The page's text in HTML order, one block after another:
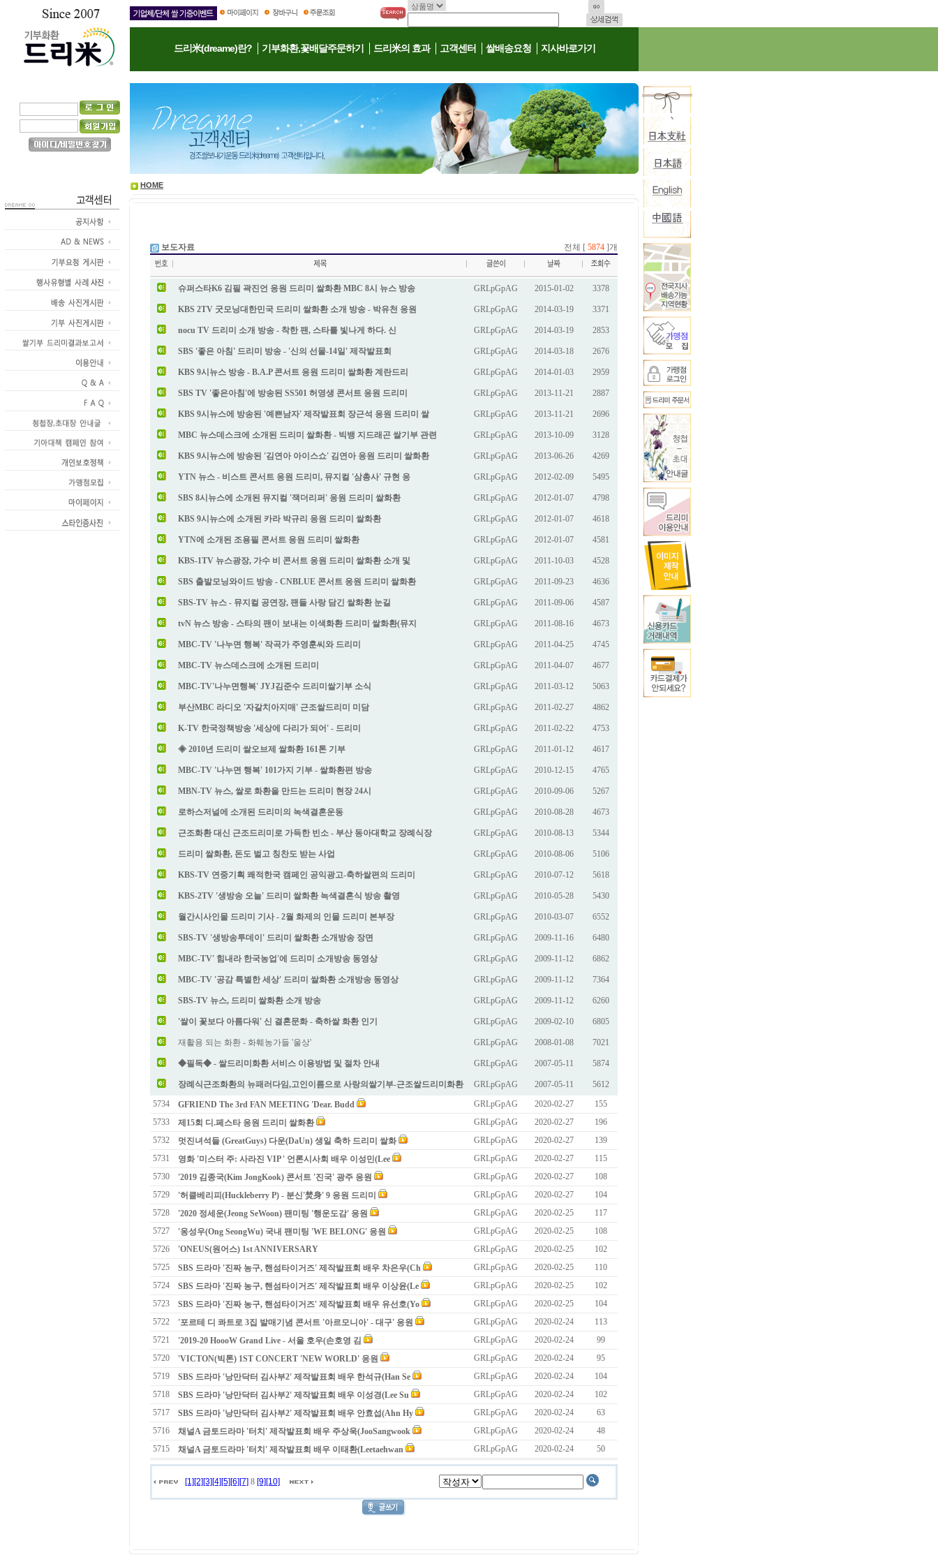
드리米(dreame)란? 기부화환,꽃배달주문하기 드리米의 효과 고객센터 쌀배송요청 지사바로가기
HOME
보도자료 전체 [ 5874 ]개
슈퍼스타K6 김필 곽진언 응원 드리미 쌀화환 MBC 8시 뉴스 방송 GRLpGpAG 2015-01-02 3378
KBS 2TV 굿모닝대한민국 드리미 쌀화환 소개 방송 - 박유천 응원 GRLpGpAG 2014-03-19 3371
nocu TV 드리미 소개 방송 - 착한 팬, 스타를 빛나게 하다. 신 GRLpGpAG 2014-03-19 2853
SBS '좋은 아침' 드리미 방송 - '신의 선물-14일' 제작발표회 GRLpGpAG 2014-03-18 2676
KBS 9시뉴스 방송 - B.A.P 콘서트 응원 드리미 쌀화환 계란드리 GRLpGpAG 2014-01-03 2959
SBS TV '좋은아침'에 방송된 SS501 허영생 콘서트 응원 드리미 GRLpGpAG 2013-11-21 2887
KBS 9시뉴스에 방송된 '예쁜남자' 제작발표회 장근석 응원 드리미 쌀 GRLpGpAG 2013-11-21 2696
MBC 뉴스데스크에 소개된 드리미 쌀화환 - 빅뱅 지드래곤 쌀기부 관련 GRLpGpAG 2013-10-09 3128
KBS 9시뉴스에 방송된 '김연아 아이스쇼' 김연아 응원 드리미 쌀화환 GRLpGpAG 2013-06-26 4269
YTN 뉴스 - 비스트 콘서트 응원 드리미, 뮤지컬 '삼총사' 규현 응 GRLpGpAG 2012-02-09 5495
SBS 8시뉴스에 소개된 뮤지컬 '잭더리퍼' 응원 드리미 쌀화환 GRLpGpAG 2012-01-07 4798
KBS 9시뉴스에 소개된 카라 박규리 응원 드리미 쌀화환 GRLpGpAG 2012-01-07 4618
YTN에 소개된 조용필 콘서트 응원 드리미 쌀화환 GRLpGpAG 2012-01-07 4581
KBS-1TV 뉴스광장, 가수 비 콘서트 응원 드리미 쌀화환 소개 및 GRLpGpAG 2011-10-03 4528
SBS 출발모닝와이드 방송 - CNBLUE 콘서트 응원 드리미 쌀화환 GRLpGpAG 2011-09-23 4636
SBS-TV 뉴스 - 뮤지컬 공연장, 팬들 사랑 담긴 쌀화환 눈길 GRLpGpAG 2011-09-06 4587
tvN 뉴스 방송 - 스타의 팬이 보내는 이색화환 드리미 쌀화환(뮤지 GRLpGpAG 2011-08-16 4673
MBC-TV '나누면 행복' 작곡가 주영훈씨와 드리미 GRLpGpAG 2011-04-25 4745
MBC-TV 뉴스데스크에 소개된 드리미 GRLpGpAG 2011-04-07 4677
MBC-TV'나누면행복' JYJ김준수 드리미쌀기부 소식 GRLpGpAG 2011-03-12 5063
부산MBC 라디오 '자갈치아지매' 근조쌀드리미 미담 GRLpGpAG 2011-02-27 4862
K-TV 한국정책방송 '세상에 다리가 되어' - 드리미 GRLpGpAG 2011-02-22 4753
◈ 2010년 드리미 쌀오브제 쌀화환 161톤 기부 GRLpGpAG 2011-01-12 4617
MBC-TV '나누면 행복' 101가지 기부 - 쌀화환편 방송 GRLpGpAG 2010-12-15 4765
MBN-TV 뉴스, 쌀로 화환을 만드는 드리미 현장 24시 GRLpGpAG 2010-09-06 5267
로하스저널에 소개된 드리미의 녹색결혼운동 GRLpGpAG 2010-08-28 4673
근조화환 대신 근조드리미로 가득한 빈소 - 부산 동아대학교 장례식장 GRLpGpAG 2010-08-13 5344
드리미 쌀화환, 돈도 벌고 칭찬도 받는 사업 GRLpGpAG 2010-08-06 5106
KBS-TV 연중기획 쾌적한국 캠페인 공익광고-축하쌀편의 드리미 GRLpGpAG 2010-07-12 5618
KBS-2TV '생방송 오늘' 드리미 쌀화환 녹색결혼식 방송 촬영 GRLpGpAG 2010-05-28 5430
월간시사인물 드리미 기사 - 2월 화제의 인물 드리미 본부장 GRLpGpAG 2010-03-07 6552
SBS-TV '생방송투데이' 드리미 쌀화환 소개방송 장면 GRLpGpAG 2009-11-16 6480
MBC-TV' 힘내라 한국농업'에 드리미 소개방송 동영상 GRLpGpAG 2009-11-12 6862
MBC-TV '공감 특별한 세상' 드리미 쌀화환 소개방송 동영상 GRLpGpAG 2009-11-12 7364
SBS-TV 뉴스, 드리미 쌀화환 소개 방송 GRLpGpAG 2009-11-12 6260
'쌀이 꽃보다 아름다워' 신 결혼문화 - 축하쌀 화환 인기 GRLpGpAG 2009-02-10 6805
재활용 되는 화환 - 화훼농가들 '울상' GRLpGpAG 2008-01-08 7021
◆필독◆ - 쌀드리미화환 서비스 이용방법 및 절차 안내 GRLpGpAG 2007-05-11 5874
장례식근조화환의 뉴패러다임,고인이름으로 사랑의쌀기부-근조쌀드리미화환 GRLpGpAG 2007-05-11
5612
5734
GFRIEND The 3rd FAN MEETING 'Dear. Budd GRLpGpAG 2020-02-27
155
5733
제15회 디.페스타 응원 드리미 쌀화환 GRLpGpAG 2020-02-27
196
5732
멋진녀석들 (GreatGuys) 다운(DaUn) 생일 축하 드리미 쌀화 GRLpGpAG 2020-02-27
139
5731
영화 '미스터 주: 사라진 VIP ' 언론시사회 배우 이성민(Lee GRLpGpAG 2020-02-27
115
5730
'2019 김종국(Kim JongKook) 콘서트 '진국' 광주 응원 GRLpGpAG 2020-02-27
108
5729
'허클베리피(Huckleberry P) - 분신'焚身' 9 응원 드리미 GRLpGpAG 2020-02-27
104
5728
'2020 정세운(Jeong SeWoon) 팬미팅 '행운도감' 응원 GRLpGpAG 2020-02-25
117
5727
'옹성우(Ong SeongWu) 국내 팬미팅 'WE BELONG' 응원 GRLpGpAG 2020-02-25
108
5726
'ONEUS(원어스) 1st ANNIVERSARY GRLpGpAG 2020-02-25
102
5725
SBS 드라마 '진짜 농구, 핸섬타이거즈' 제작발표회 배우 차은우(Ch GRLpGpAG 2020-02-25
110
5724
SBS 드라마 '진짜 농구, 핸섬타이거즈' 제작발표회 배우 이상윤(Le GRLpGpAG 2020-02-25
102
5723
SBS 드라마 '진짜 농구, 핸섬타이거즈' 제작발표회 배우 유선호(Yo GRLpGpAG 2020-02-25
104
5722
'포르테 디 콰트로 3집 발매기념 콘서트 '아르모니아' - 대구' 응원 GRLpGpAG 2020-02-24
113
5721
'2019-20 HoooW Grand Live - 서울 호우(손호영 김 GRLpGpAG 2020-02-24
99
5720
'VICTON(빅톤) 1ST CONCERT 'NEW WORLD' 응원 GRLpGpAG 2020-02-24
95
5719
SBS 드라마 '낭만닥터 김사부2' 제작발표회 배우 한석규(Han Se GRLpGpAG 2020-02-24
104
5718
SBS 드라마 '낭만닥터 김사부2' 제작발표회 배우 이성경(Lee Su GRLpGpAG 2020-02-24
102
5717
SBS 드라마 '낭만닥터 김사부2' 제작발표회 배우 안효섭(Ahn Hy GRLpGpAG 2020-02-24
63
5716
채널A 금토드라마 '터치' 제작발표회 배우 주상욱(JooSangwook GRLpGpAG 2020-02-24
48
5715
채널A 금토드라마 '터치' 제작발표회 배우 이태환(Leetaehwan GRLpGpAG 2020-02-24 50
[1][2][3][4][5][6][7] 8 [9][10]